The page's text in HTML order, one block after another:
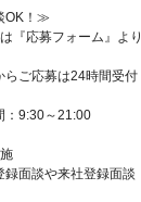
OK！≫
『応募フォーム』より
ご応募は24時間受付
9:30～21:00
録面談や来社登録面談